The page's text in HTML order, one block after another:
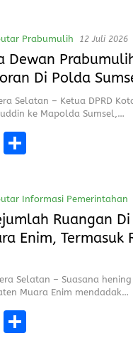
a
re
Prabumulih 12 Juli 2026
Dewan
Di Polda
Selatan – Ketua DPRD
ke Mapolda Sumsel,…
E
a
re
Informasi Pemerintahan
Ruangan
Enim, Termasuk
Selatan – Suasana
Muara Enim mendadak…
E